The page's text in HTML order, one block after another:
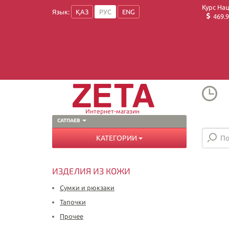
Язык: ҚАЗ РУС ENG
Курс
САТПАЕВ
Интернет-магазин
КАТЕГОРИИ
ИЗДЕЛИЯ ИЗ КОЖИ
Сумки и рюкзаки
Тапочки
Прочее